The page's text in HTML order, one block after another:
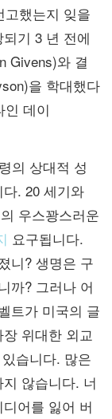
했는지 잊을
기 3 년 전에
Givens)와 결
을 학대했다
인 데이
의 상대적 성
. 20 세기와
우스꽝스러운
요구됩니다.
니? 생명은 구
까? 그러나 어
트가 미국의 글
위대한 외교
습니다. 많은
않습니다. 너
어를 잃어 버